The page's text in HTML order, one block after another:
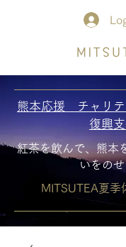
熊本応援 チャリ
復興
紅茶を飲んで、熊本
いをの
MITSUTEA夏